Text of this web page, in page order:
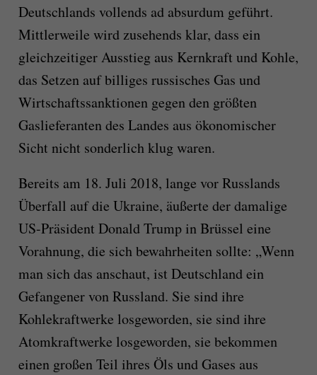
Deutschlands vollends ad absurdum geführt.
Mittlerweile wird zusehends klar, dass ein
gleichzeitiger Ausstieg aus Kernkraft und Kohle,
das Setzen auf billiges russisches Gas und
Wirtschaftssanktionen gegen den größten
Gaslieferanten des Landes aus ökonomischer
Sicht nicht sonderlich klug waren.
Bereits am 18. Juli 2018, lange vor Russlands
Überfall auf die Ukraine, äußerte der damalige
US-Präsident Donald Trump in Brüssel eine
Vorahnung, die sich bewahrheiten sollte: „Wenn
man sich das anschaut, ist Deutschland ein
Gefangener von Russland. Sie sind ihre
Kohlekraftwerke losgeworden, sie sind ihre
Atomkraftwerke losgeworden, sie bekommen
einen großen Teil ihres Öls und Gases aus